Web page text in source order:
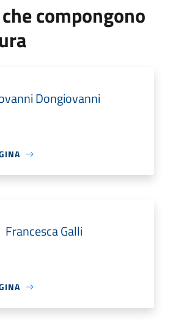
compongono
Dongiovanni
Francesca Galli